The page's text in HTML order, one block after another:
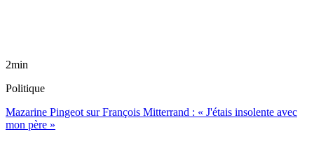
2min
Politique
Mazarine Pingeot sur François Mitterrand : « J'étais insolente avec
mon père »